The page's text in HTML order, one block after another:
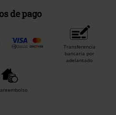
de pago
Transferencia
bancaria por
adelantado